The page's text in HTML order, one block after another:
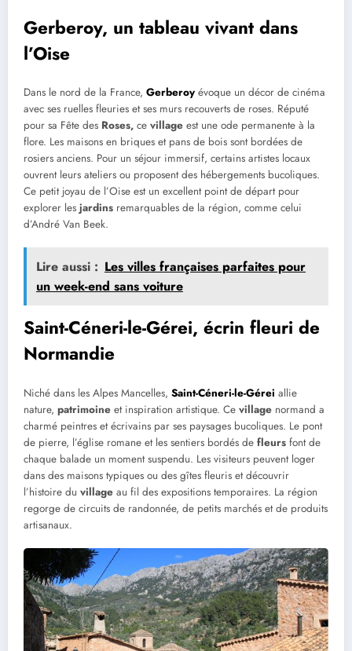
Gerberoy, un tableau vivant dans
l’Oise
Dans le nord de la France, Gerberoy évoque un décor de cinéma
avec ses ruelles fleuries et ses murs recouverts de roses. Réputé
pour sa Fête des Roses, ce village est une ode permanente à la
flore. Les maisons en briques et pans de bois sont bordées de
rosiers anciens. Pour un séjour immersif, certains artistes locaux
ouvrent leurs ateliers ou proposent des hébergements bucoliques.
Ce petit joyau de l’Oise est un excellent point de départ pour
explorer les jardins remarquables de la région, comme celui
d’André Van Beek.
Lire aussi : Les villes françaises parfaites pour
un week-end sans voiture
Saint-Céneri-le-Gérei, écrin fleuri de
Normandie
Niché dans les Alpes Mancelles, Saint-Céneri-le-Gérei allie
nature, patrimoine et inspiration artistique. Ce village normand a
charmé peintres et écrivains par ses paysages bucoliques. Le pont
de pierre, l’église romane et les sentiers bordés de fleurs font de
chaque balade un moment suspendu. Les visiteurs peuvent loger
dans des maisons typiques ou des gîtes fleuris et découvrir
l’histoire du village au fil des expositions temporaires. La région
regorge de circuits de randonnée, de petits marchés et de produits
artisanaux.